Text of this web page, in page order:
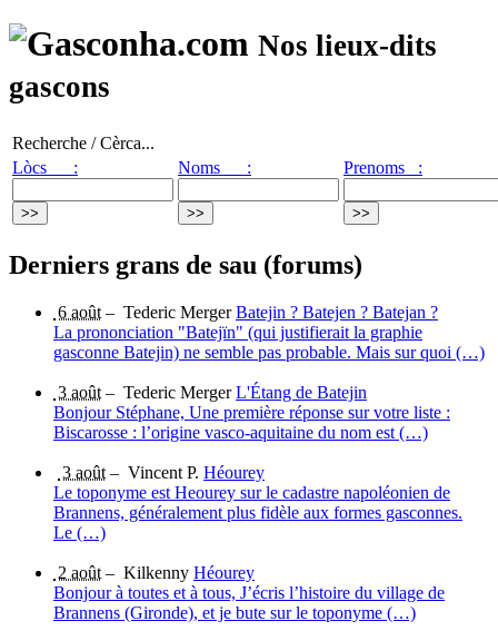
Nos lieux-dits
gascons
Recherche / Cèrca...
Lòcs :
Noms : Prenoms :
Derniers grans de sau (forums)
6 août – Tederic Merger Batejin ? Batejen ? Batejan ?
La prononciation "Batejïn" (qui justifierait la graphie
gasconne Batejin) ne semble pas probable. Mais sur quoi (…)
3 août – Tederic Merger L'Étang de Batejin
Bonjour Stéphane, Une première réponse sur votre liste :
Biscarosse : l’origine vasco-aquitaine du nom est (…)
3 août – Vincent P. Héourey
Le toponyme est Heourey sur le cadastre napoléonien de
Brannens, généralement plus fidèle aux formes gasconnes.
Le (…)
2 août – Kilkenny Héourey
Bonjour à toutes et à tous, J’écris l’histoire du village de
Brannens (Gironde), et je bute sur le toponyme (…)